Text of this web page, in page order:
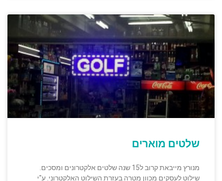
שלטים מוארים
מנורץ מייבאת קרוב ל15 שנה שלטים אלקטרונים ומסכים.
שילוט לעסקים מכוון מטרה בעזרת השילוט האלקטרוני. ע"י